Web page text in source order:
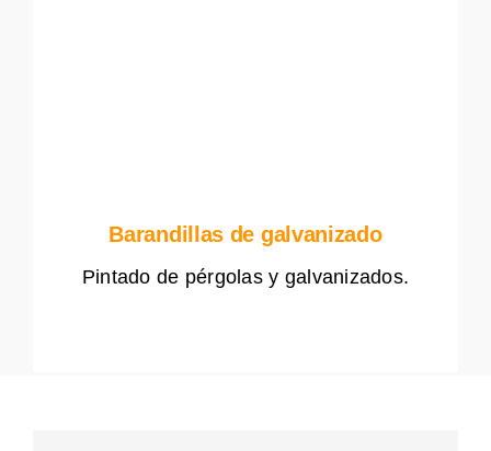
Barandillas de galvanizado
Pintado de pérgolas y galvanizados.